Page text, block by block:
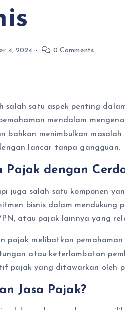
4, 2024 0 Comments
satu aspek penting
mendalam
bahkan menimbulkan
lancar tanpa gangguan.
Pajak dengan
juga salah satu komponen
bisnis dalam
atau pajak lainnya yang
pajak melibatkan
atau keterlambatan
pajak yang ditawarkan oleh
Jasa Pajak?